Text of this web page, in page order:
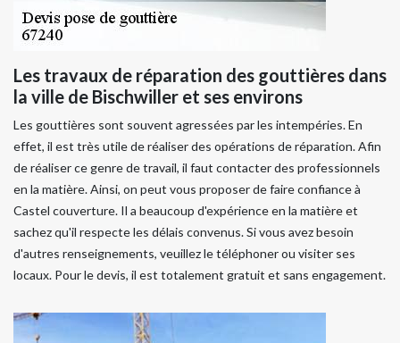
Les travaux de réparation des gouttières dans
la ville de Bischwiller et ses environs
Les gouttières sont souvent agressées par les intempéries. En
effet, il est très utile de réaliser des opérations de réparation. Afin
de réaliser ce genre de travail, il faut contacter des professionnels
en la matière. Ainsi, on peut vous proposer de faire confiance à
Castel couverture. Il a beaucoup d'expérience en la matière et
sachez qu'il respecte les délais convenus. Si vous avez besoin
d'autres renseignements, veuillez le téléphoner ou visiter ses
locaux. Pour le devis, il est totalement gratuit et sans engagement.